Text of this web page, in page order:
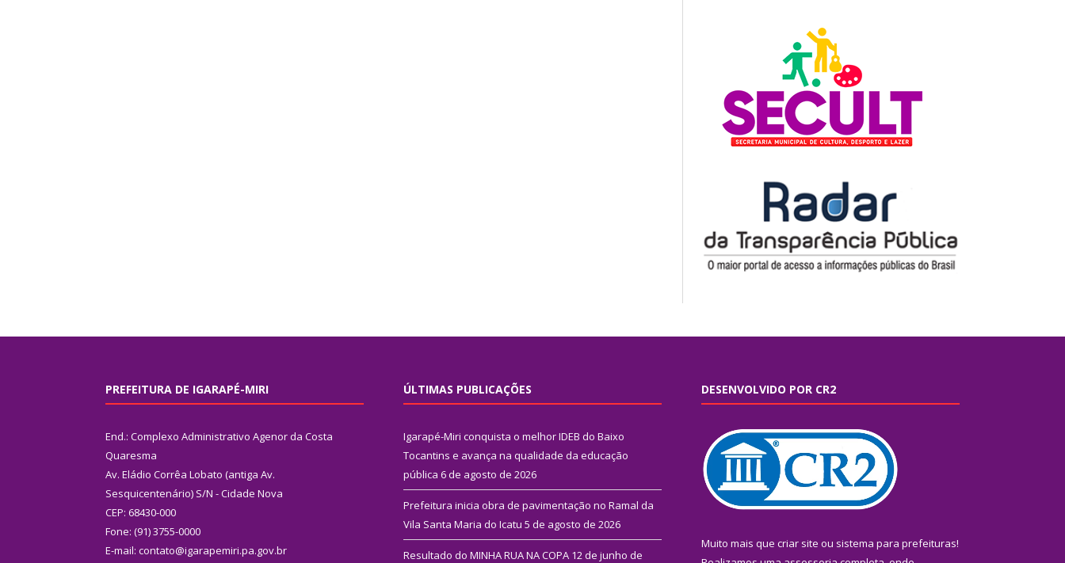
PREFEITURA DE IGARAPÉ-MIRI
End.: Complexo Administrativo Agenor da Costa
Quaresma
Av. Eládio Corrêa Lobato (antiga Av.
Sesquicentenário) S/N - Cidade Nova
CEP: 68430-000
Fone: (91) 3755-0000
E-mail: contato@igarapemiri.pa.gov.br
ÚLTIMAS PUBLICAÇÕES
Igarapé-Miri conquista o melhor IDEB do Baixo
Tocantins e avança na qualidade da educação
pública 6 de agosto de 2026
Prefeitura inicia obra de pavimentação no Ramal da
Vila Santa Maria do Icatu 5 de agosto de 2026
Resultado do MINHA RUA NA COPA 12 de junho de
DESENVOLVIDO POR CR2
Muito mais que criar site ou sistema para prefeituras!